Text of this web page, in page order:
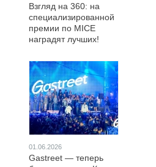
Взгляд на 360: на
специализированной
премии по MICE
наградят лучших!
01.06.2026
Gastreet — теперь